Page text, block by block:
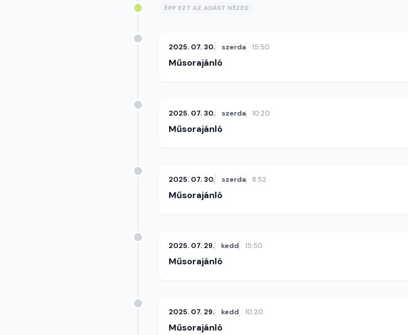
ÉPP EZT AZ ADÁST NÉZED
2025. 07. 30. szerda 15:50
Műsorajánló
2025. 07. 30. szerda 10:20
Műsorajánló
2025. 07. 30. szerda 8:52
Műsorajánló
2025. 07. 29. kedd 15:50
Műsorajánló
2025. 07. 29. kedd 10:20
Műsorajánló